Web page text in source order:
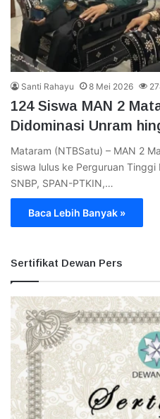
Santi Rahayu 8 Mei 2026
124 Siswa MAN 2
Didominasi Unram
Mataram (NTBSatu) – MAN 2
siswa lulus ke Perguruan
SNBP, SPAN-PTKIN,…
Baca Lebih Banyak »
Sertifikat Dewan Pers